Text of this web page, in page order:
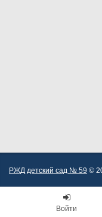
РЖД детский сад № 59 ©
Войти